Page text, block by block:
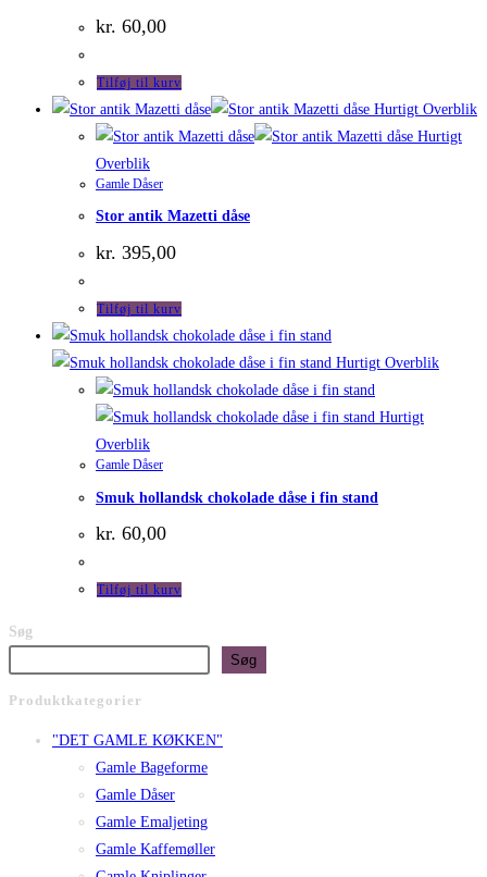
kr. 60,00
Tilføj til kurv
Hurtigt Overblik
Hurtigt
Overblik
Gamle Dåser
Stor antik Mazetti dåse
kr. 395,00
Tilføj til kurv
Hurtigt Overblik
Hurtigt
Overblik
Gamle Dåser
Smuk hollandsk chokolade dåse i fin stand
kr. 60,00
Tilføj til kurv
Søg
Søg
Produktkategorier
"DET GAMLE KØKKEN"
Gamle Bageforme
Gamle Dåser
Gamle Emaljeting
Gamle Kaffemøller